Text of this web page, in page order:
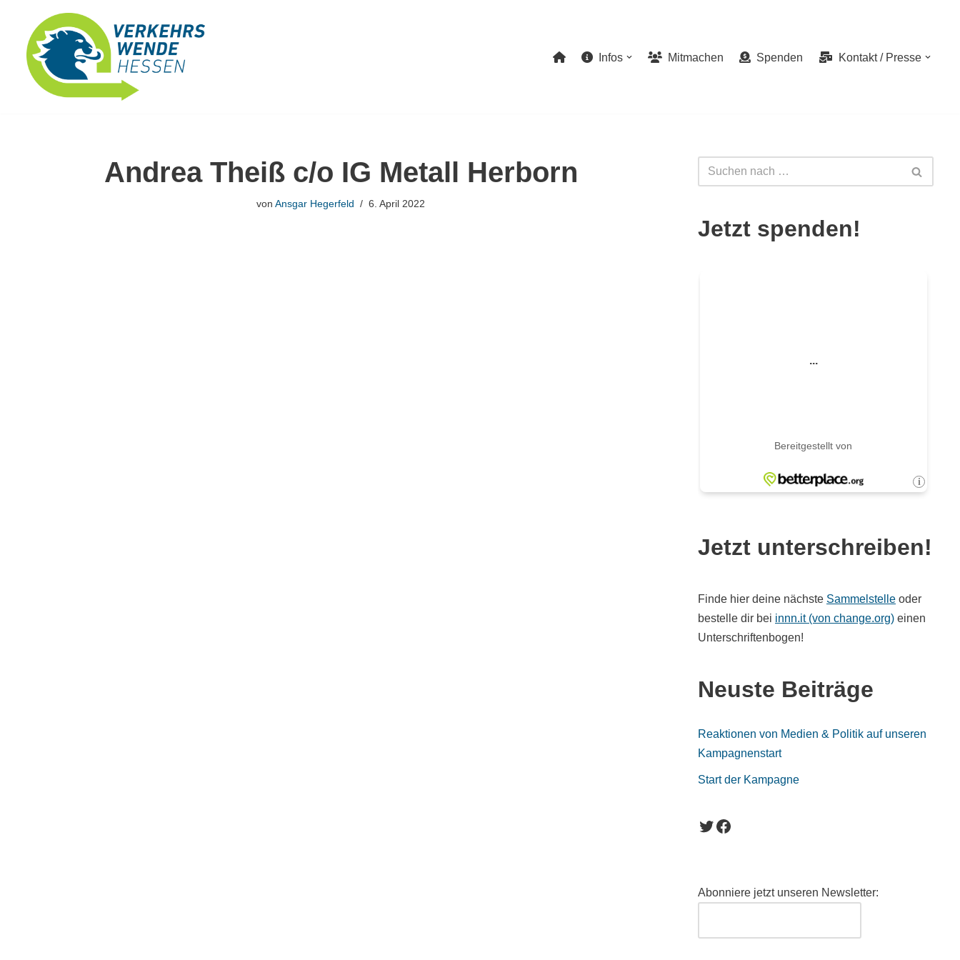
Zum
Inhalt
springen
Infos Mitmachen Spenden Kontakt / Presse
Andrea Theiß c/o IG Metall Herborn
von Ansgar Hegerfeld 6. April 2022
Jetzt spenden!
Jetzt unterschreiben!
Finde hier deine nächste Sammelstelle oder
bestelle dir bei innn.it (von change.org) einen
Unterschriftenbogen!
Neuste Beiträge
Reaktionen von Medien & Politik auf unseren
Kampagnenstart
Start der Kampagne
Abonniere jetzt unseren Newsletter: